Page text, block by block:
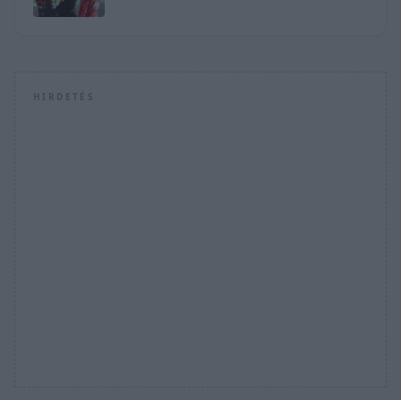
HIRDETÉS